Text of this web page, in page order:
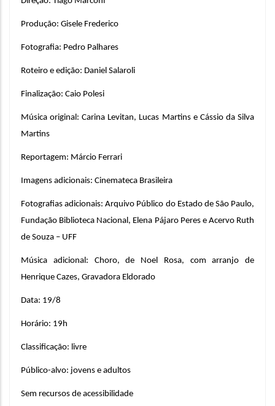
Produção: Gisele Frederico
Fotografia: Pedro Palhares
Roteiro e edição: Daniel Salaroli
Finalização: Caio Polesi
Música original: Carina Levitan, Lucas Martins e Cássio da Silva
Martins
Reportagem: Márcio Ferrari
Imagens adicionais: Cinemateca Brasileira
Fotografias adicionais: Arquivo Público do Estado de São Paulo,
Fundação Biblioteca Nacional, Elena Pájaro Peres e Acervo Ruth
de Souza – UFF
Música adicional: Choro, de Noel Rosa, com arranjo de
Henrique Cazes, Gravadora Eldorado
Data: 19/8
Horário: 19h
Classificação: livre
Público-alvo: jovens e adultos
Sem recursos de acessibilidade